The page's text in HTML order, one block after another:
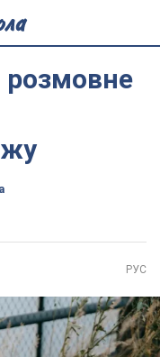
розмовне
РУС